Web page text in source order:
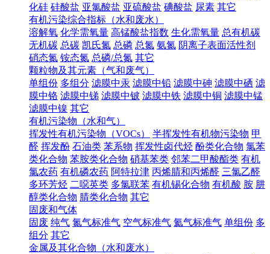
化硅 硅酸盐 亚氯酸盐 亚硫酸盐 碘酸盐 尿素 其它
有机污染综合指标（水和废水）
溶解氧 化学需氧量 高锰酸盐指数 生化需氧量 总有机碳
无机碳 总碳 凯氏氮 总磷 总氮 氨氮 阴离子表面活性剂
硝态氮 铵态氮 总磷/总氮 其它
颗粒物及其元素（气和废气）
单组份 多组分 滤膜中汞 滤膜中铅 滤膜中砷 滤膜中硒 滤
膜中铬 滤膜中锑 滤膜中铍 滤膜中铁 滤膜中铜 滤膜中锰
滤膜中镍 其它
有机污染物（水和气）
挥发性有机污染物（VOCs）
半挥发性有机物污染物 甲
醛 挥发酚 石油类 苯系物 挥发性卤代烃 酚类化合物 氯苯
类化合物 苯胺类化合物 硝基苯类 邻苯二甲酸酯类 有机
氯农药 有机磷农药 阿特拉津 丙烯腈和丙烯醛 三氯乙醛
多环芳烃 二噁英类 多氯联苯 有机锡化合物 有机酸 胺 肼
醇类化合物 腈类化合物 其它
固废和气体
固废 纯气 氮气标准气 空气标准气 氦气标准气 单组份 多
组分 其它
金属及其化合物（水和废水）